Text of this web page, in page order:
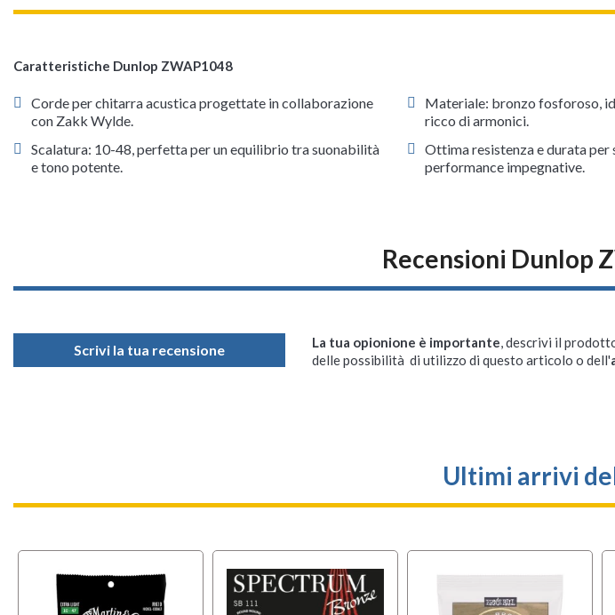
Caratteristiche Dunlop ZWAP1048
Corde per chitarra acustica progettate in collaborazione
con Zakk Wylde.
Scalatura: 10-48, perfetta per un equilibrio tra suonabilità
e tono potente.
Materiale: bronzo fosforoso,
ricco di armonici.
Ottima resistenza e durata per
performance impegnative.
Recensioni Dunlop
Scrivi la tua recensione La tua opionione è importante, descrivi il
delle possibilità di utilizzo di questo articolo o dell'
Ultimi arrivi